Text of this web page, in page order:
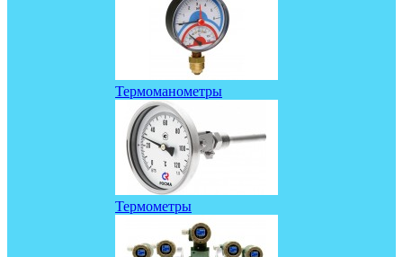
Термоманометры
Термометры